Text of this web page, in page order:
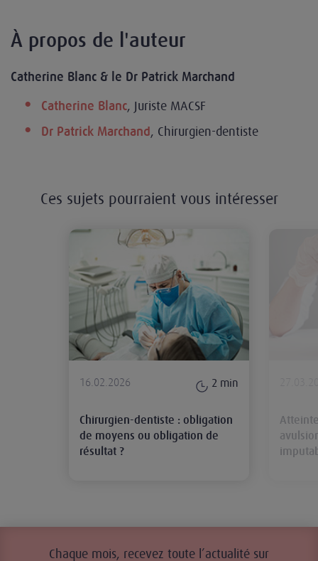
À propos de l'auteur
Catherine Blanc & le Dr Patrick Marchand
Catherine Blanc, Juriste MACSF
Dr Patrick Marchand, Chirurgien-dentiste
Ces sujets pourraient vous intéresser
Chirurgien-dentiste : obligation
16.02.2026 2 min
Chirurgien-dentiste : obligation
de moyens ou obligation de
résultat ?
Chaque mois, recevez toute l’actualité sur